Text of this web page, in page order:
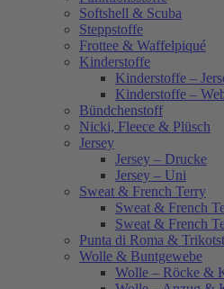
Softshell & Scuba
Steppstoffe
Frottee & Waffelpiqué
Kinderstoffe
Kinderstoffe –
Kinderstoffe –
Bündchenstoff
Nicki, Fleece & Plüsch
Jersey
Jersey – Drucke
Jersey – Uni
Sweat & French Terry
Sweat & French
Sweat & French
Punta di Roma &
Wolle & Buntgewebe
Wolle – Röcke &